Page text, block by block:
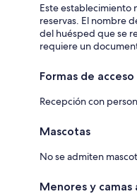
Este establecimiento
reservas. El nombre
del huésped que se
requiere un
Formas de acceso
Recepción con
Mascotas
No se admiten
Menores y camas